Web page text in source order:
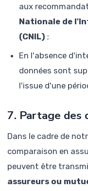
aux
Nationale de
(CNIL) ;
En l'absence
données sont
l'issue d'une
7. Partage des
Dans le cadre de
comparaison en
peuvent être
assureurs ou